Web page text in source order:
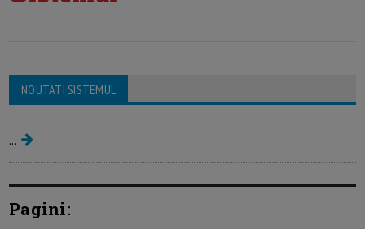
NOUTATI SISTEMUL
Sistemul de invatamant in Romania
...
Pagini: